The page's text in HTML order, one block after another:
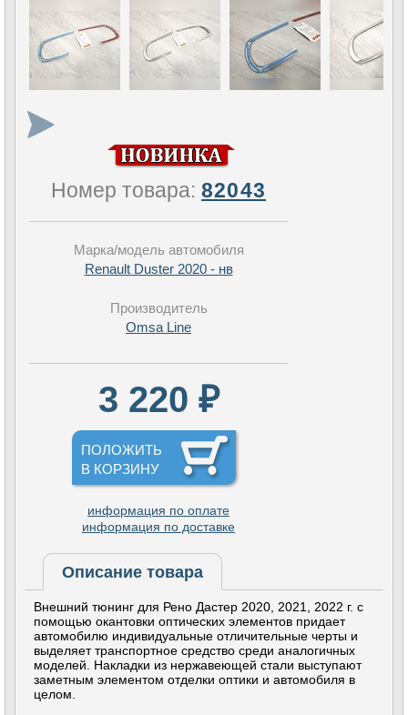
Номер товара: 82043
Марка/модель автомобиля
Renault Duster 2020 - нв
Производитель
Omsa Line
3 220 ₽
ПОЛОЖИТЬ
В КОРЗИНУ
информация по оплате
информация по доставке
Описание товара
Внешний тюнинг для Рено Дастер 2020, 2021, 2022 г. с
помощью окантовки оптических элементов придает
автомобилю индивидуальные отличительные черты и
выделяет транспортное средство среди аналогичных
моделей. Накладки из нержавеющей стали выступают
заметным элементом отделки оптики и автомобиля в
целом.